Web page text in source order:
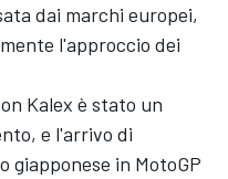
dai marchi europei,
l'approccio dei
Kalex è stato un
e l'arrivo di
giapponese in MotoGP